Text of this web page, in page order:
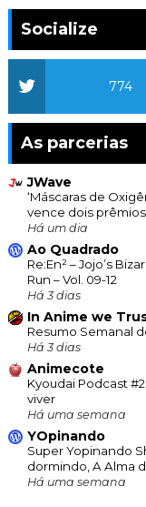
Socialize
774
As parcerias
JWave
‘Máscaras de
vence dois
Há um dia
Ao Quadrado
Re:En² – Jojo’s
Run – Vol. 09-12
Há 3 dias
In Anime we
Resumo Semanal
Há 3 dias
Animecote
Kyoudai Podcast
viver
Há uma semana
YOpinando
Super Yopinando
dormindo, A Alma
Há uma semana